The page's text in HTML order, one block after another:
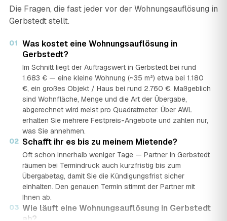
Die Fragen, die fast jeder vor der Wohnungsauflösung in
Gerbstedt stellt.
01 Was kostet eine Wohnungsauflösung in
Gerbstedt?
Im Schnitt liegt der Auftragswert in Gerbstedt bei rund
1.683 € — eine kleine Wohnung (~35 m²) etwa bei 1.180
€, ein großes Objekt / Haus bei rund 2.760 €. Maßgeblich
sind Wohnfläche, Menge und die Art der Übergabe,
abgerechnet wird meist pro Quadratmeter. Über AWL
erhalten Sie mehrere Festpreis-Angebote und zahlen nur,
was Sie annehmen.
02 Schafft ihr es bis zu meinem Mietende?
Oft schon innerhalb weniger Tage — Partner in Gerbstedt
räumen bei Termindruck auch kurzfristig bis zum
Übergabetag, damit Sie die Kündigungsfrist sicher
einhalten. Den genauen Termin stimmt der Partner mit
Ihnen ab.
03 Wie läuft eine Wohnungsauflösung in Gerbstedt
ab?